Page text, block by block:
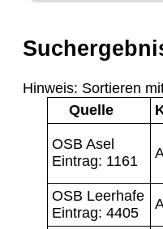
Hinweis: Sortieren
Quelle
OSB Asel
Eintrag: 1161
OSB Leerhafe
Eintrag: 4405